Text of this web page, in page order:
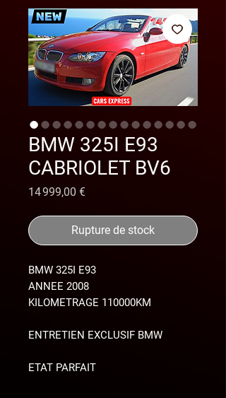
BMW 325I E93
CABRIOLET BV6
14 999,00 €Prix
Rupture de stock
BMW 325I E93
ANNEE 2008
KILOMETRAGE 110000KM
ENTRETIEN EXCLUSIF BMW
ETAT PARFAIT